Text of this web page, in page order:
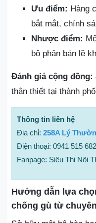
Ưu điểm: Hàng
bắt mắt, chính
Nhược điểm:
bộ phận bản lề
Đánh giá cộng đồng:
thân thiết tại thành
Thông tin liên hệ
Địa chỉ: 258A Lý
Điện thoại: 0941 515
Fanpage: Siêu Thị Nội
Hướng dẫn lựa
chống gù từ